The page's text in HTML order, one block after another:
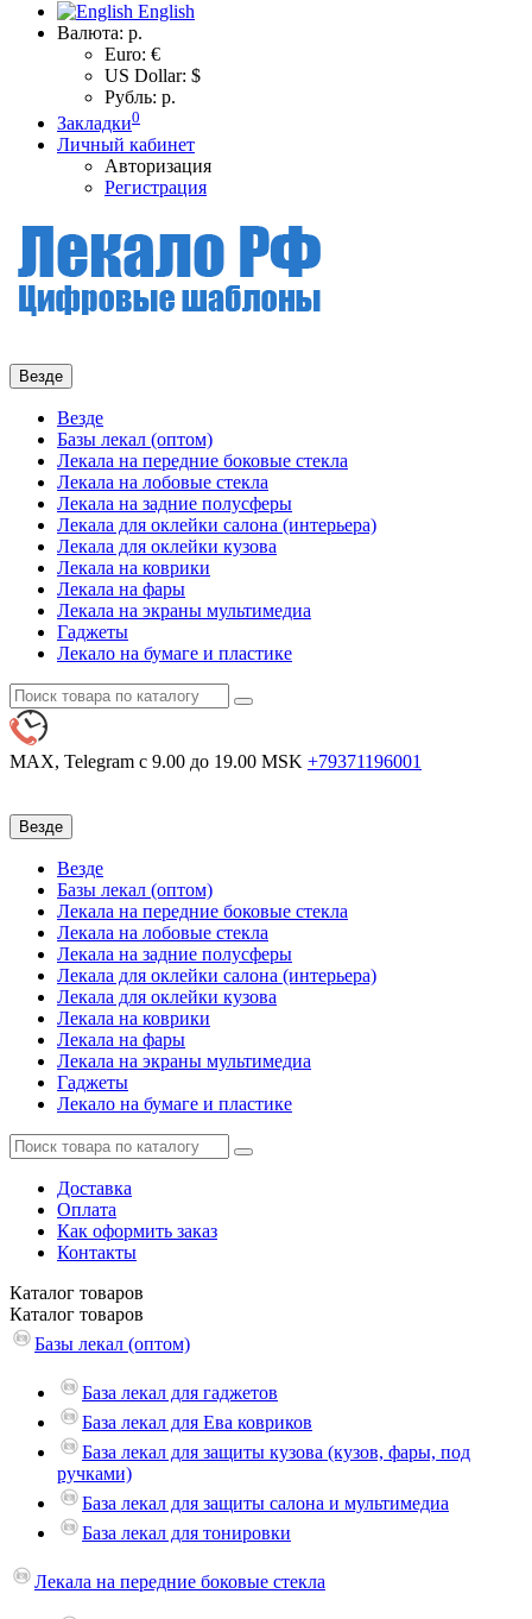
English
Валюта: р.
Euro: €
US Dollar: $
Рубль: р.
Закладки0
Личный кабинет
Авторизация
Регистрация
Везде
Везде
Базы лекал (оптом)
Лекала на передние боковые стекла
Лекала на лобовые стекла
Лекала на задние полусферы
Лекала для оклейки салона (интерьера)
Лекала для оклейки кузова
Лекала на коврики
Лекала на фары
Лекала на экраны мультимедиа
Гаджеты
Лекало на бумаге и пластике
MAX, Telegram с 9.00 до 19.00 MSK +79371196001
Везде
Везде
Базы лекал (оптом)
Лекала на передние боковые стекла
Лекала на лобовые стекла
Лекала на задние полусферы
Лекала для оклейки салона (интерьера)
Лекала для оклейки кузова
Лекала на коврики
Лекала на фары
Лекала на экраны мультимедиа
Гаджеты
Лекало на бумаге и пластике
Доставка
Оплата
Как оформить заказ
Контакты
Каталог товаров
Каталог товаров
Базы лекал (оптом)
База лекал для гаджетов
База лекал для Ева ковриков
База лекал для защиты кузова (кузов, фары, под
ручками)
База лекал для защиты салона и мультимедиа
База лекал для тонировки
Лекала на передние боковые стекла